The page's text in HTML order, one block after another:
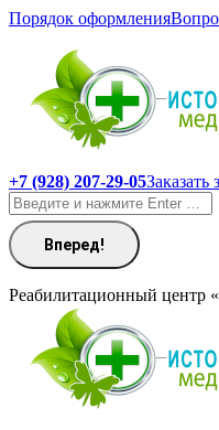
Перейти
содержанию
Порядок оформления
+7 (928) 207-29-05Заказать
Поиск:
Реабилитационный центр